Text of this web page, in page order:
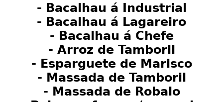
- Bacalhau á Industrial
- Bacalhau á Lagareiro
- Bacalhau á Chefe
- Arroz de Tamboril
- Esparguete de Marisco
- Massada de Tamboril
- Massada de Robalo